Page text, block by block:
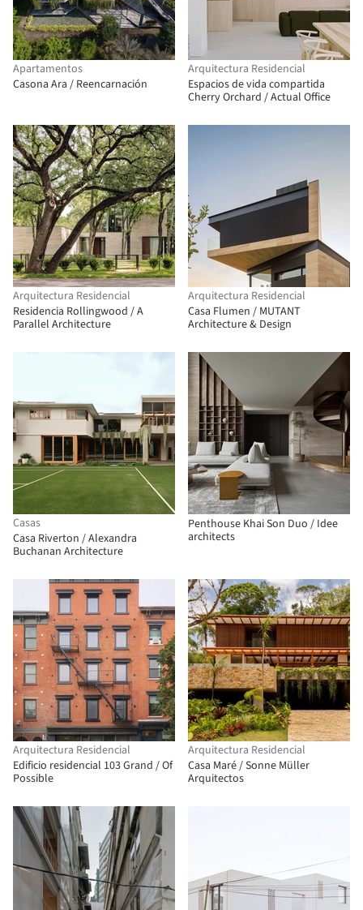
Apartamentos
Casona Ara / Reencarnación
Arquitectura Residencial
Espacios de vida compartida
Cherry Orchard / Actual Office
Arquitectura Residencial
Residencia Rollingwood / A
Parallel Architecture
Arquitectura Residencial
Casa Flumen / MUTANT
Architecture & Design
Casas
Casa Riverton / Alexandra
Buchanan Architecture
Penthouse Khai Son Duo / Idee
architects
Arquitectura Residencial
Edificio residencial 103 Grand / Of
Possible
Arquitectura Residencial
Casa Maré / Sonne Müller
Arquitectos